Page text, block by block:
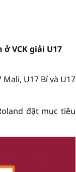
VCK giải U17
U17 Bỉ và U17
đặt mục tiêu